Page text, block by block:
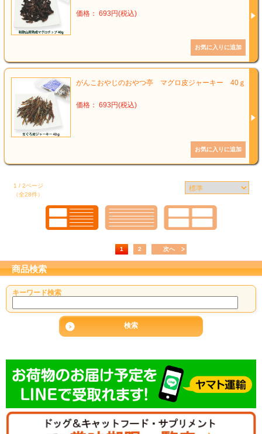
価格： 693円(税込)
がんこおやじのおやつ亭 マグロ皮ジャーキー 40ｇ
価格： 693円(税込)
1 / 2ページ
（全28件）
1 2 次へ
商品検索
キーワード検索